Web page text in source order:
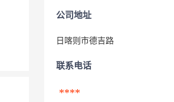
公司地址
日喀则市德吉路
联系电话
****